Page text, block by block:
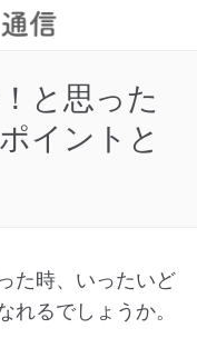
と思った
イントと
た時、いったいど
れるでしょうか。